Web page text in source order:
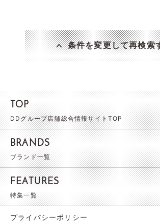
条件を変更して再検索
TOP
DDグループ店舗総合情報サイトTOP
BRANDS
ブランド一覧
FEATURES
特集一覧
プライバシーポリシー